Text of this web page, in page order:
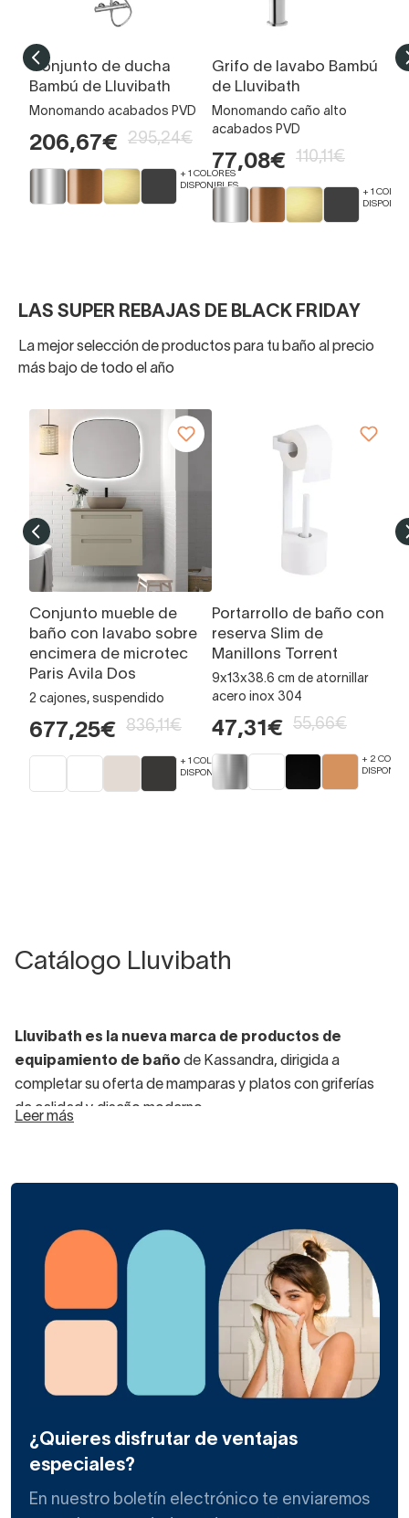
Conjunto de ducha
Bambú de Lluvibath
Monomando acabados PVD
206,67€ 295,24€
+ 1 COLORES
DISPONIBLES
Grifo de lavabo Bambú
de Lluvibath
Monomando caño alto
acabados PVD
77,08€ 110,11€
+ 1
LAS SUPER REBAJAS DE BLACK FRIDAY
La mejor selección de productos para tu baño al precio
más bajo de todo el año
Conjunto mueble de
baño con lavabo sobre
encimera de microtec
Paris Avila Dos
2 cajones, suspendido
677,25€ 836,11€
+ 1 COLORES
DISPONIBLES
Portarrollo de baño con
reserva Slim de
Manillons Torrent
9x13x38.6 cm de atornillar
acero inox 304
47,31€ 55,66€
+ 2
Catálogo Lluvibath
Lluvibath es la nueva marca de productos de
equipamiento de baño de Kassandra, dirigida a
completar su oferta de mamparas y platos con griferías
de calidad y diseño moderno.
Las series de griferías para el baño de Lluvibath
son
muy actuales y tienen una genial relación calidad-precio,
mamparas de baño de Kassandra.
haycolumnas de baño,
Además, cuentan con accesorios y repuestos a bajo
precio.
Leer más
¿Quieres disfrutar de ventajas
especiales?
En nuestro boletín electrónico te enviaremos